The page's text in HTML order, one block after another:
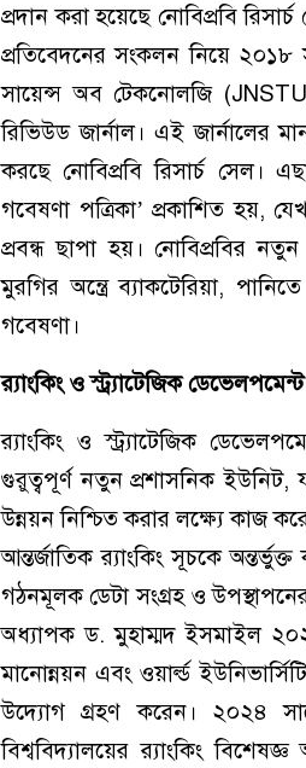
প্রদান করা হয়েছে নোবিপ্রবি
প্রতিবেদনের সংকলন নিয়ে ২০১৮
সায়েন্স অব টেকনোলজি
রিভিউড জার্নাল। এই জার্নালের
করছে নোবিপ্রবি রিসার্চ সেল।
গবেষণা পত্রিকা’ প্রকাশিত হয়,
প্রবন্ধ ছাপা হয়। নোবিপ্রবির
মুরগির অন্ত্রে ব্যাকটেরিয়া,
গবেষণা।
র‌্যাংকিং ও স্ট্র্যাটেজিক
র‌্যাংকিং ও স্ট্র্যাটেজিক
গুরুত্বপূর্ণ নতুন প্রশাসনিক ইউনিট,
উন্নয়ন নিশ্চিত করার লক্ষ্যে কাজ
আন্তর্জাতিক র‌্যাংকিং সূচকে
গঠনমূলক ডেটা সংগ্রহ ও উপস্থাপনের
অধ্যাপক ড. মুহাম্মদ ইসমাইল
মানোন্নয়ন এবং ওয়ার্ল্ড
উদ্যোগ গ্রহণ করেন। ২০২৪
বিশ্ববিদ্যালয়ের র‌্যাংকিং